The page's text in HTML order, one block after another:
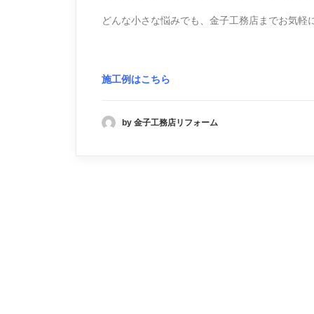
どんな小さな悩みでも、金子工務店までお気軽
施工例はこちら
by 金子工務店リフォーム